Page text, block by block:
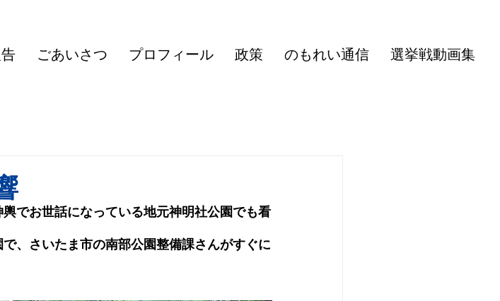
ごあいさつ プロフィール 政策 のもれい通信 選挙戦動画集
でお世話になっている地元神明社公園でも看
、さいたま市の南部公園整備課さんがすぐに